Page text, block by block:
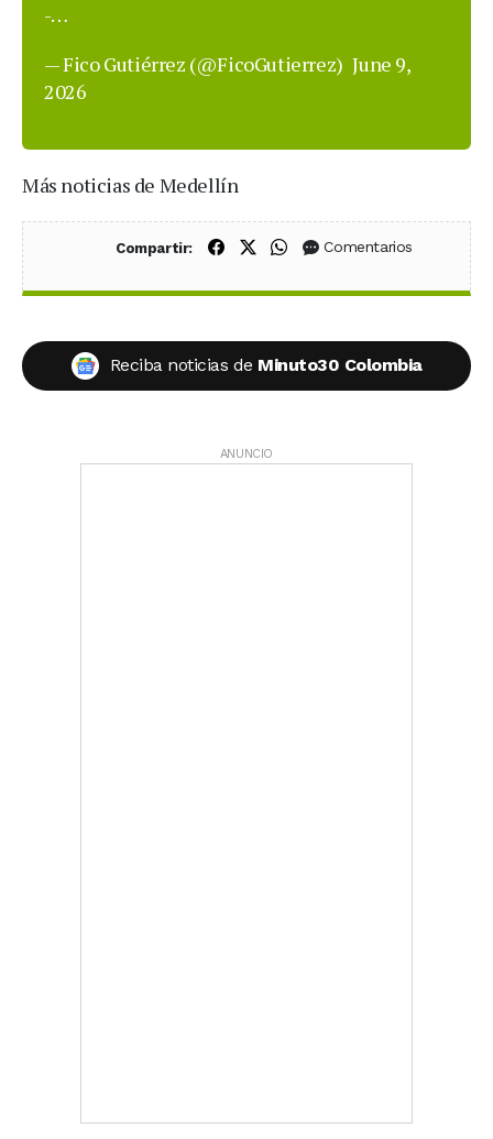
-…
— Fico Gutiérrez (@FicoGutierrez) June 9,
2026
Más noticias de Medellín
Compartir: Compartir en Facebook
Compartir en X (Twitter)
Compartir en WhatsApp
Comentarios
Reciba noticias de Minuto30 Colombia
ANUNCIO